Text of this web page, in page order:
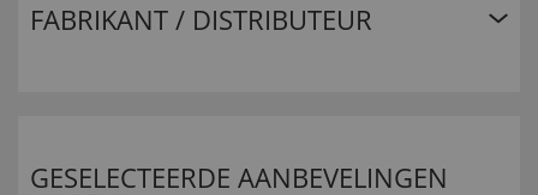
FABRIKANT / DISTRIBUTEUR
GESELECTEERDE AANBEVELINGEN